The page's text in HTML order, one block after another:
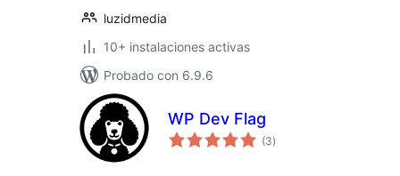
luzidmedia
10+ instalaciones activas
Probado con 6.9.6
WP Dev Flag
(3valoraciones
en
)